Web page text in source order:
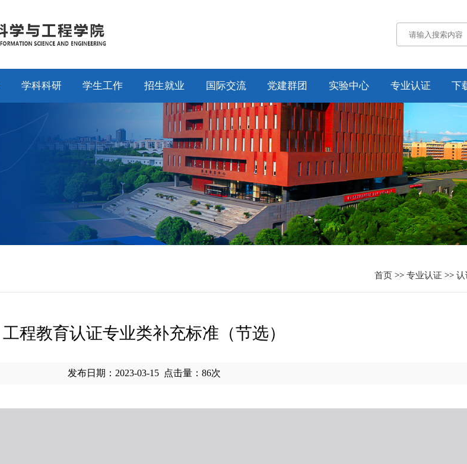
学科科研
通知公告
科研动态
学生工作
学工动态
学科竞赛
招生就业
招生工作
就业工作
校友工作
国际交流
通知公告
交流动态
合作项目
党建群团
通知公告
党务工作
工会工作
纪委工作
实验中心 专业认证
认证概况
工作动态
培养方案
规章制度
下
资
首页 >> 专业认证 >> 认
工程教育认证专业类补充标准（节选）
发布日期：2023-03-15 点击量： 86次